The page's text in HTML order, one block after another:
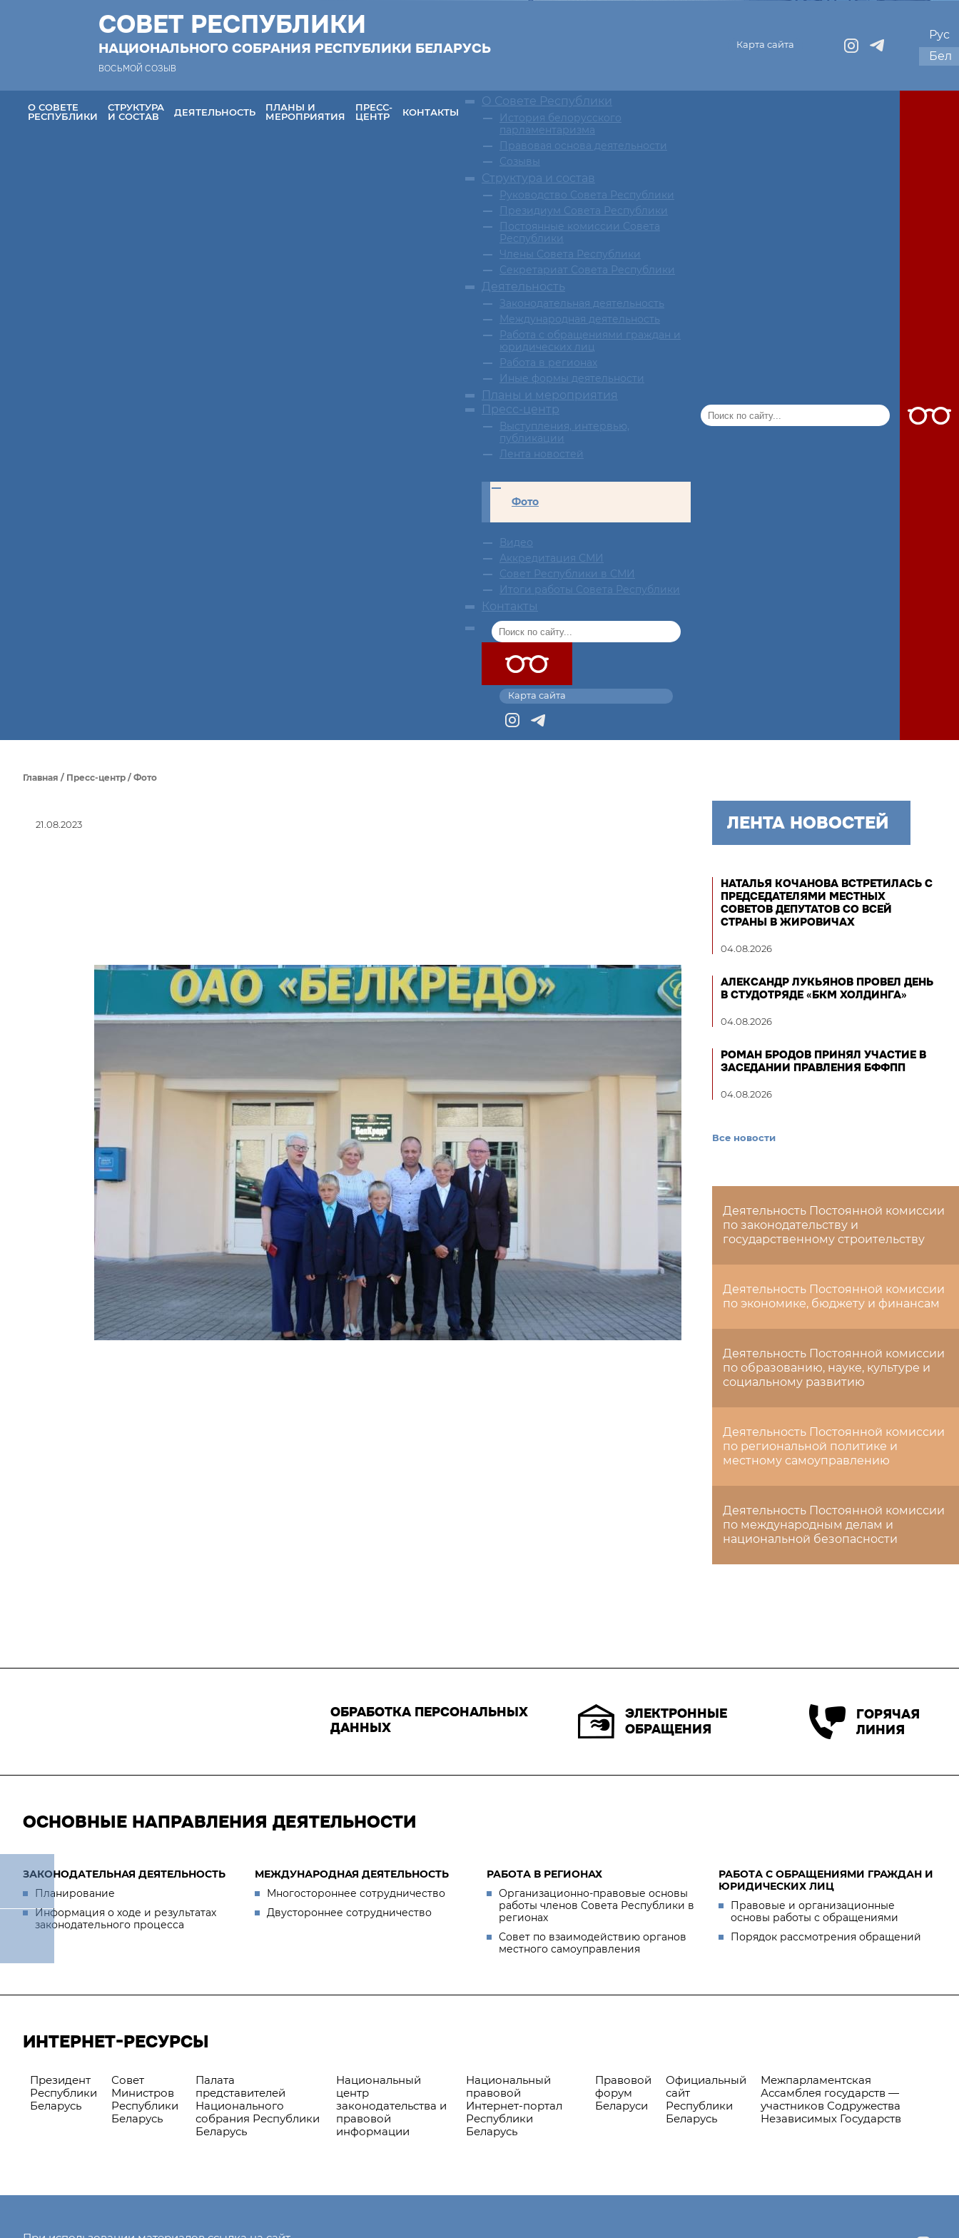
СОВЕТ РЕСПУБЛИКИ
НАЦИОНАЛЬНОГО СОБРАНИЯ РЕСПУБЛИКИ БЕЛАРУСЬ
ВОСЬМОЙ СОЗЫВ
Карта сайта
Рус
Бел
О СОВЕТЕ
РЕСПУБЛИКИ
СТРУКТУРА
И СОСТАВ
ДЕЯТЕЛЬНОСТЬ
ПЛАНЫ И
МЕРОПРИЯТИЯ
ПРЕСС-
ЦЕНТР
КОНТАКТЫ
О Совете Республики
История белорусского
парламентаризма
Правовая основа деятельности
Созывы
Структура и состав
Руководство Совета Республики
Президиум Совета Республики
Постоянные комиссии Совета
Республики
Члены Совета Республики
Секретариат Совета Республики
Деятельность
Законодательная деятельность
Международная деятельность
Работа с обращениями граждан и
юридических лиц
Работа в регионах
Иные формы деятельности
Планы и мероприятия
Пресс-центр
Выступления, интервью,
публикации
Лента новостей
Фото
Видео
Аккредитация СМИ
Совет Республики в СМИ
Итоги работы Совета Республики
Контакты
Карта сайта
Главная / Пресс-центр / Фото
21.08.2023 ЛЕНТА НОВОСТЕЙ
НАТАЛЬЯ КОЧАНОВА ВСТРЕТИЛАСЬ С
ПРЕДСЕДАТЕЛЯМИ МЕСТНЫХ
СОВЕТОВ ДЕПУТАТОВ СО ВСЕЙ
СТРАНЫ В ЖИРОВИЧАХ
04.08.2026
АЛЕКСАНДР ЛУКЬЯНОВ ПРОВЕЛ ДЕНЬ
В СТУДОТРЯДЕ «БКМ ХОЛДИНГА»
04.08.2026
РОМАН БРОДОВ ПРИНЯЛ УЧАСТИЕ В
ЗАСЕДАНИИ ПРАВЛЕНИЯ БФФПП
04.08.2026
Все новости
Деятельность Постоянной комиссии
по законодательству и
государственному строительству
Деятельность Постоянной комиссии
по экономике, бюджету и финансам
Деятельность Постоянной комиссии
по образованию, науке, культуре и
социальному развитию
Деятельность Постоянной комиссии
по региональной политике и
местному самоуправлению
Деятельность Постоянной комиссии
по международным делам и
национальной безопасности
ОБРАБОТКА ПЕРСОНАЛЬНЫХ
ДАННЫХ
ЭЛЕКТРОННЫЕ
ОБРАЩЕНИЯ
ГОРЯЧАЯ
ЛИНИЯ
ОСНОВНЫЕ НАПРАВЛЕНИЯ ДЕЯТЕЛЬНОСТИ
ЗАКОНОДАТЕЛЬНАЯ ДЕЯТЕЛЬНОСТЬ
Планирование
Информация о ходе и результатах
законодательного процесса
МЕЖДУНАРОДНАЯ ДЕЯТЕЛЬНОСТЬ
Многостороннее сотрудничество
Двустороннее сотрудничество
РАБОТА В РЕГИОНАХ
Организационно-правовые основы
работы членов Совета Республики в
регионах
Совет по взаимодействию органов
местного самоуправления
РАБОТА С ОБРАЩЕНИЯМИ ГРАЖДАН И
ЮРИДИЧЕСКИХ ЛИЦ
Правовые и организационные
основы работы с обращениями
Порядок рассмотрения обращений
ИНТЕРНЕТ-РЕСУРСЫ
Президент
Республики
Беларусь
Совет
Министров
Республики
Беларусь
Палата
представителей
Национального
собрания Республики
Беларусь
Национальный
центр
законодательства и
правовой
информации
Национальный
правовой
Интернет-портал
Республики
Беларусь
Правовой
форум
Беларуси
Официальный
сайт
Республики
Беларусь
Межпарламентская
Ассамблея государств —
участников Содружества
Независимых Государств